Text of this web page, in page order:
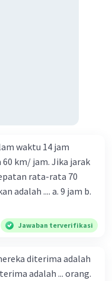
waktu 14 jam
km/ jam. Jika jarak
rata-rata 70
.... a. 9 jam b.
Jawaban terverifikasi
diterima adalah
adalah ... orang.